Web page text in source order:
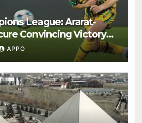
League: Ararat-
Convincing Victory
Rovers 2-0
APPO